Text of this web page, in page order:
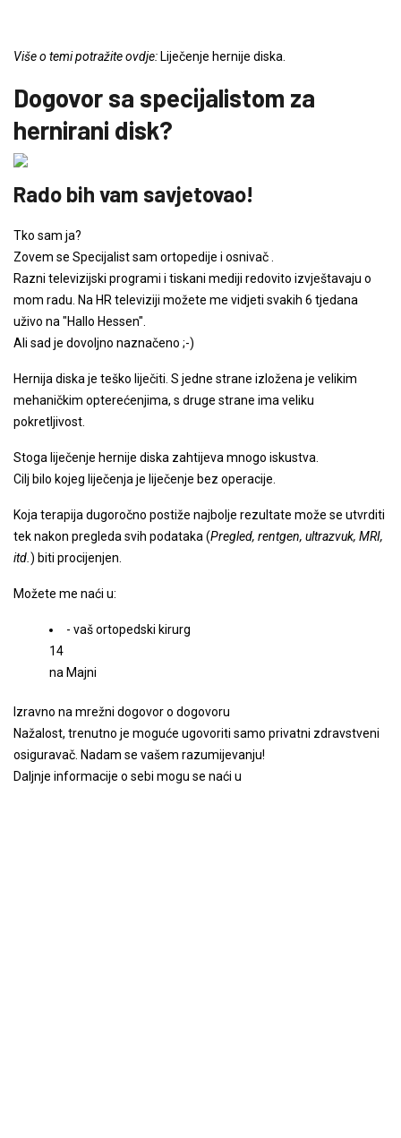
Više o temi potražite ovdje: Liječenje hernije diska.
Dogovor sa specijalistom za
hernirani disk?
Rado bih vam savjetovao!
Tko sam ja?
Zovem se Specijalist sam ortopedije i osnivač .
Razni televizijski programi i tiskani mediji redovito izvještavaju o
mom radu. Na HR televiziji možete me vidjeti svakih 6 tjedana
uživo na "Hallo Hessen".
Ali sad je dovoljno naznačeno ;-)
Hernija diska je teško liječiti. S jedne strane izložena je velikim
mehaničkim opterećenjima, s druge strane ima veliku
pokretljivost.
Stoga liječenje hernije diska zahtijeva mnogo iskustva.
Cilj bilo kojeg liječenja je liječenje bez operacije.
Koja terapija dugoročno postiže najbolje rezultate može se utvrditi
tek nakon pregleda svih podataka (Pregled, rentgen, ultrazvuk, MRI,
itd. ) biti procijenjen.
Možete me naći u:
- vaš ortopedski kirurg
14
na Majni
Izravno na mrežni dogovor o dogovoru
Nažalost, trenutno je moguće ugovoriti samo privatni zdravstveni
osiguravač. Nadam se vašem razumijevanju!
Daljnje informacije o sebi mogu se naći u